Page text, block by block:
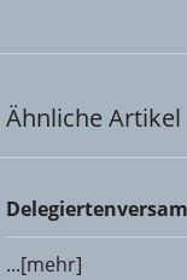
Ähnliche Artikel
...[mehr]